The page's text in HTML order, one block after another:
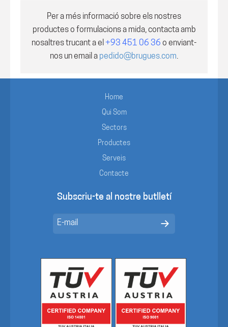
Per a més informació sobre els nostres
productes o formulacions a mida, contacta amb
nosaltres trucant a el +93 451 06 36 o enviant-
nos un email a pedido@brugues.com.
Home
Qui Som
Sectors
Productes
Serveis
Contacte
Subscriu-te al nostre butlletí